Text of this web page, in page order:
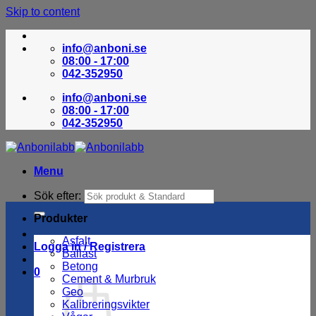
Skip to content
info@anboni.se
08:00 - 17:00
042-352950
info@anboni.se
08:00 - 17:00
042-352950
Menu
Sök efter:
Logga in / Registrera
0
Produkter
Asfalt
Ballast
Betong
Cement & Murbruk
Geo
Kalibreringsvikter